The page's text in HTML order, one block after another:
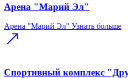
Арена "Марий Эл"
Арена "Марий Эл" Узнать больше
Спортивный комплекс